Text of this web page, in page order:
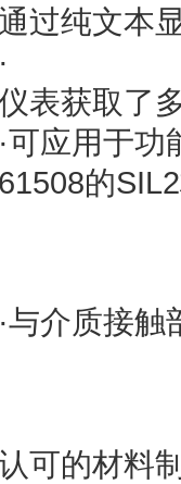
通过纯文本
·
表获取了
·可应用于
61508的
·与介质接
可的材料